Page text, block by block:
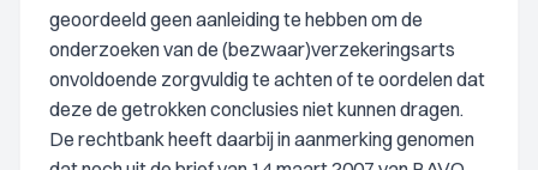
geoordeeld geen aanleiding te hebben om de
onderzoeken van de (bezwaar)verzekeringsarts
onvoldoende zorgvuldig te achten of te oordelen dat
deze de getrokken conclusies niet kunnen dragen.
De rechtbank heeft daarbij in aanmerking genomen